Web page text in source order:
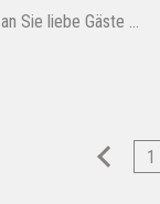
Sie liebe Gäste …
vorherige1